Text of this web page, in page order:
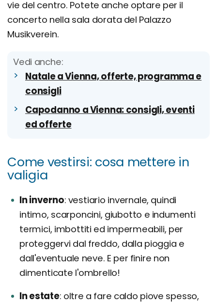
vie del centro. Potete anche optare per il
concerto nella sala dorata del Palazzo
Musikverein.
Vedi anche:
Natale a Vienna, offerte, programma e
consigli
Capodanno a Vienna: consigli, eventi
ed offerte
Come vestirsi: cosa mettere in
valigia
In inverno vestiario invernale, quindi
intimo, scarponcini, giubotto e indumenti
termici, imbottiti ed impermeabili, per
proteggervi dal freddo, dalla pioggia e
dall'eventuale neve. E per finire non
dimenticate l'ombrello!
In estate oltre a fare caldo piove spesso,